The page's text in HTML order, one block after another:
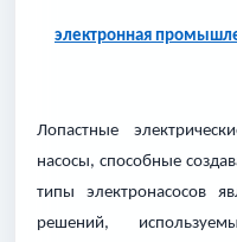
электронная
Лопастные
насосы, способные
типы электронасосов
решений,